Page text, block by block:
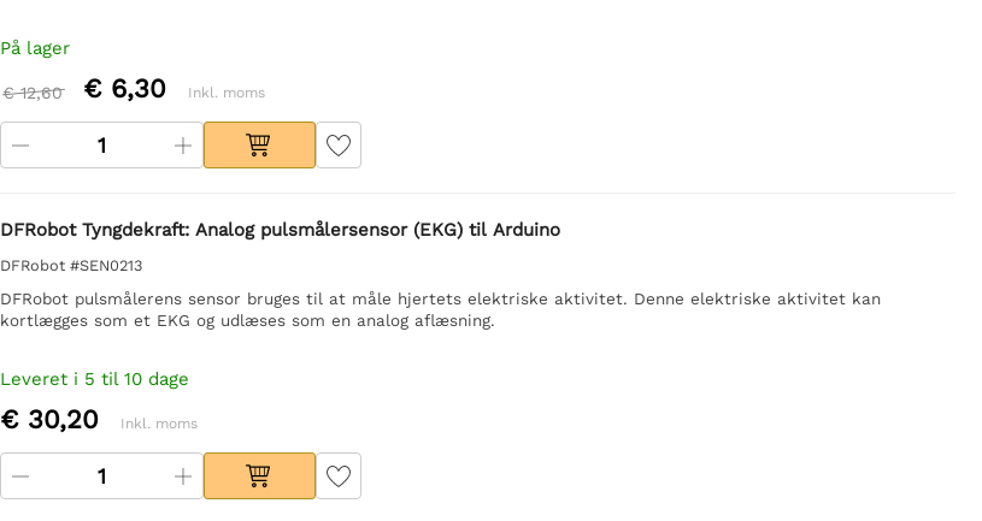
På lager
€ 12,60 € 6,30 Inkl. moms
DFRobot Tyngdekraft: Analog pulsmålersensor (EKG) til Arduino
DFRobot #SEN0213
DFRobot pulsmålerens sensor bruges til at måle hjertets elektriske aktivitet. Denne elektriske aktivitet kan
kortlægges som et EKG og udlæses som en analog aflæsning.
Leveret i 5 til 10 dage
€ 30,20 Inkl. moms